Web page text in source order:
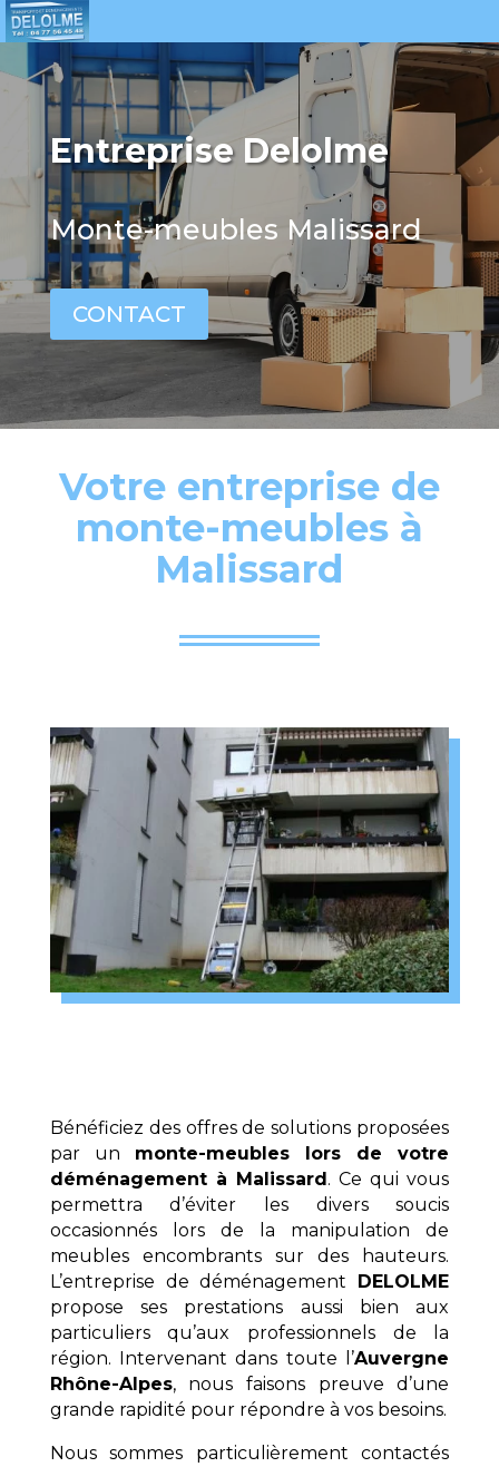
Entreprise Delolme
Monte-meubles Malissard
CONTACT
Votre entreprise de
monte-meubles à
Malissard
Bénéficiez des offres de solutions proposées
par un monte-meubles lors de votre
déménagement à Malissard . Ce qui vous
permettra d’éviter les divers soucis
occasionnés lors de la manipulation de
meubles encombrants sur des hauteurs.
L’entreprise de déménagement
DELOLME
propose ses prestations aussi bien aux
particuliers qu’aux professionnels de la
région. Intervenant dans toute l’Auvergne
Rhône-Alpes, nous faisons preuve d’une
grande rapidité pour répondre à vos besoins.
Nous sommes particulièrement contactés